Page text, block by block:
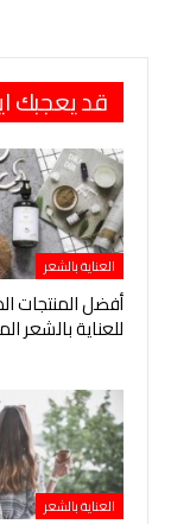
قد يعجبك
العناية بالشعر
أفضل المنتجات
للعناية بالشعر
العناية بالشعر